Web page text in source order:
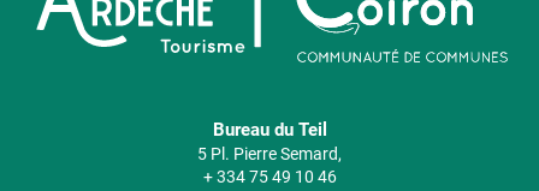
Bureau du Teil
5 Pl. Pierre Semard,
+ 334 75 49 10 46